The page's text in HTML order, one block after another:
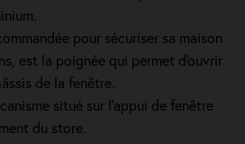
pour sécuriser sa maison
est la poignée qui permet d'ouvrir
de la fenêtre.
situé sur l’appui de fenêtre
du store.